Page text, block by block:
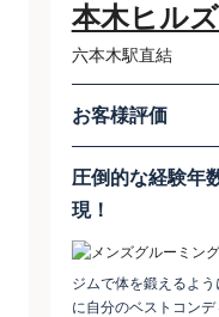
本木ヒル
六本木駅直結
お客様評価
圧倒的な経験年
現！
ジムで体を鍛えるよ
に自分のベストコンデ